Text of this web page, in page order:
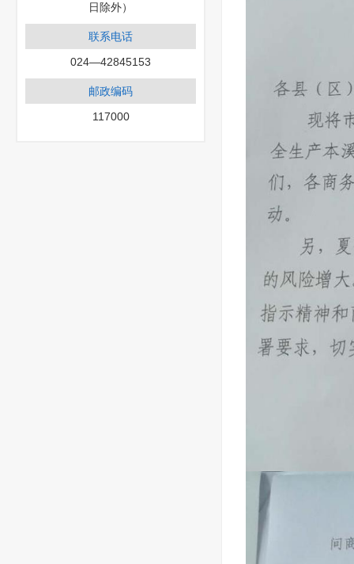
日除外）
联系电话
024—42845153
邮政编码
117000